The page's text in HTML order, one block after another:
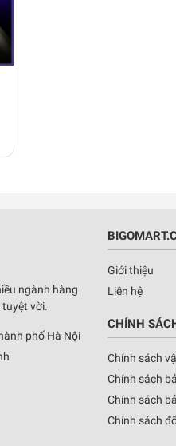
ngành hàng
vời.
phố Hà Nội
Giới thiệu
Liên hệ
CHÍNH
Chính sách
Chính sách
Chính sách
Chính sách